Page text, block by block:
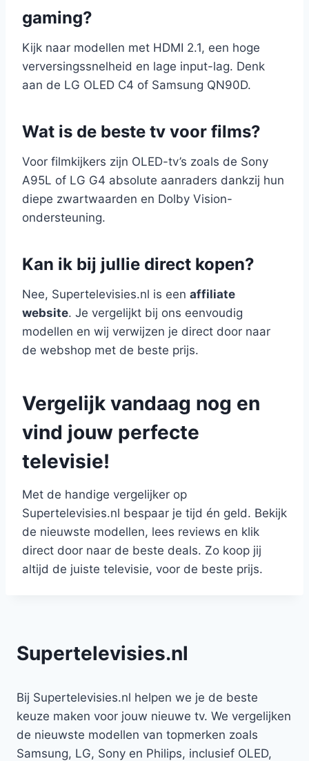
gaming?
Kijk naar modellen met HDMI 2.1, een hoge
verversingssnelheid en lage input-lag. Denk
aan de LG OLED C4 of Samsung QN90D.
Wat is de beste tv voor films?
Voor filmkijkers zijn OLED-tv’s zoals de Sony
A95L of LG G4 absolute aanraders dankzij hun
diepe zwartwaarden en Dolby Vision-
ondersteuning.
Kan ik bij jullie direct kopen?
Nee, Supertelevisies.nl is een affiliate
website. Je vergelijkt bij ons eenvoudig
modellen en wij verwijzen je direct door naar
de webshop met de beste prijs.
Vergelijk vandaag nog en
vind jouw perfecte
televisie!
Met de handige vergelijker op
Supertelevisies.nl bespaar je tijd én geld. Bekijk
de nieuwste modellen, lees reviews en klik
direct door naar de beste deals. Zo koop jij
altijd de juiste televisie, voor de beste prijs.
Supertelevisies.nl
Bij Supertelevisies.nl helpen we je de beste
keuze maken voor jouw nieuwe tv. We vergelijken
de nieuwste modellen van topmerken zoals
Samsung, LG, Sony en Philips, inclusief OLED,